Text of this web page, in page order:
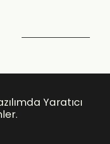
Yaratıcı